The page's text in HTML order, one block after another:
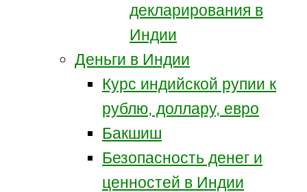
декларирования в
Индии
Деньги в Индии
Курс индийской рупии к
рублю, доллару, евро
Бакшиш
Безопасность денег и
ценностей в Индии